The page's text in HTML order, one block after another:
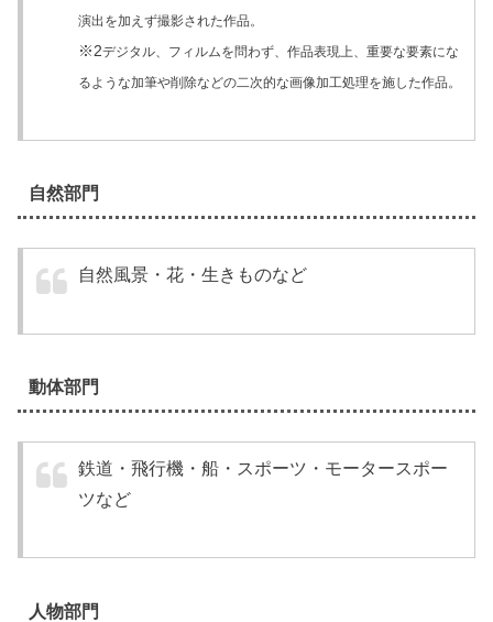
演出を加えず撮影された作品。
※2デジタル、フィルムを問わず、作品表現上、重要な要素にな
るような加筆や削除などの二次的な画像加工処理を施した作品。
自然部門
自然風景・花・生きものなど
動体部門
鉄道・飛行機・船・スポーツ・モータースポー
ツなど
人物部門